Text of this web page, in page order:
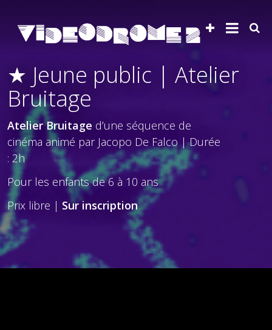
★ Jeune public | Atelier
Bruitage
Atelier Bruitage d’une séquence de
cinéma animé par Jacopo De Falco | Durée
: 2h
Pour les enfants de 6 à 10 ans
Prix libre | Sur inscription